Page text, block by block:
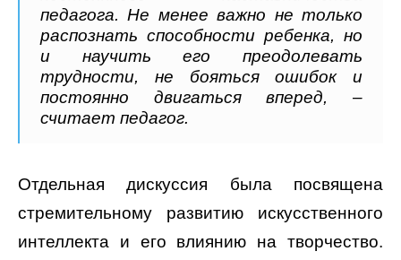
педагога. Не менее важно не только
распознать способности ребенка, но
и научить его преодолевать
трудности, не бояться ошибок и
постоянно двигаться вперед, –
считает педагог.
Отдельная дискуссия была посвящена
стремительному развитию искусственного
интеллекта и его влиянию на творчество.